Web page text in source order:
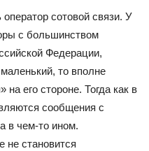
сотовой связи. У
с большинством
Федерации,
то вполне
на его стороне. Тогда как в
сообщения с
в чем-то ином.
не становится